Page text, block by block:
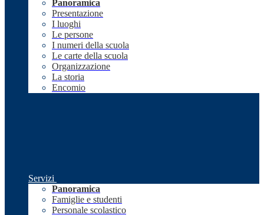
Panoramica
Presentazione
I luoghi
Le persone
I numeri della scuola
Le carte della scuola
Organizzazione
La storia
Encomio
Servizi
Panoramica
Famiglie e studenti
Personale scolastico